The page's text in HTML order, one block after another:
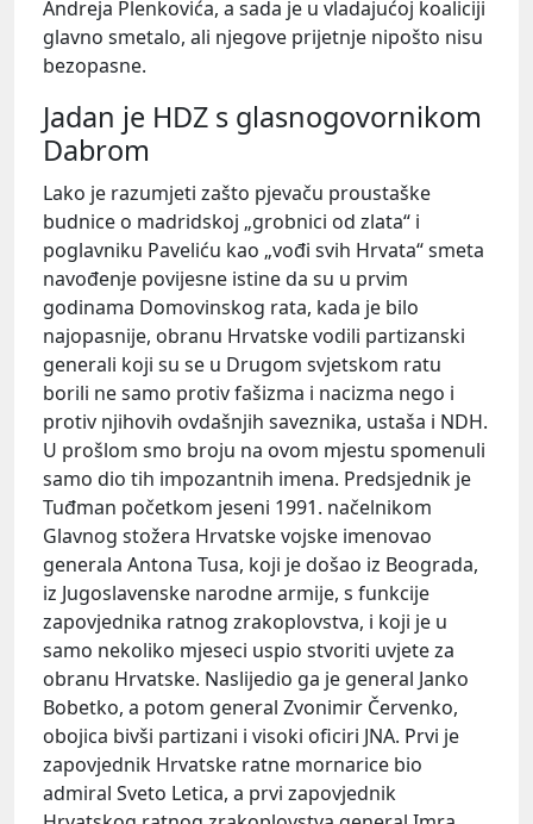
Andreja Plenkovića, a sada je u vladajućoj koaliciji
glavno smetalo, ali njegove prijetnje nipošto nisu
bezopasne.
Jadan je HDZ s glasnogovornikom
Dabrom
Lako je razumjeti zašto pjevaču proustaške
budnice o madridskoj „grobnici od zlata“ i
poglavniku Paveliću kao „vođi svih Hrvata“ smeta
navođenje povijesne istine da su u prvim
godinama Domovinskog rata, kada je bilo
najopasnije, obranu Hrvatske vodili partizanski
generali koji su se u Drugom svjetskom ratu
borili ne samo protiv fašizma i nacizma nego i
protiv njihovih ovdašnjih saveznika, ustaša i NDH.
U prošlom smo broju na ovom mjestu spomenuli
samo dio tih impozantnih imena. Predsjednik je
Tuđman početkom jeseni 1991. načelnikom
Glavnog stožera Hrvatske vojske imenovao
generala Antona Tusa, koji je došao iz Beograda,
iz Jugoslavenske narodne armije, s funkcije
zapovjednika ratnog zrakoplovstva, i koji je u
samo nekoliko mjeseci uspio stvoriti uvjete za
obranu Hrvatske. Naslijedio ga je general Janko
Bobetko, a potom general Zvonimir Červenko,
obojica bivši partizani i visoki oficiri JNA. Prvi je
zapovjednik Hrvatske ratne mornarice bio
admiral Sveto Letica, a prvi zapovjednik